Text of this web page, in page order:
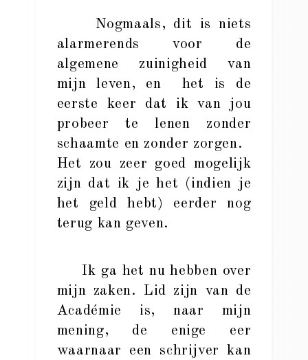
Nogmaals, dit is niets
alarmerends voor de
algemene zuinigheid van
mijn leven, en het is de
eerste keer dat ik van jou
probeer te lenen zonder
schaamte en zonder zorgen.
Het zou zeer goed mogelijk
zijn dat ik je het (indien je
het geld hebt) eerder nog
terug kan geven.
Ik ga het nu hebben over
mijn zaken. Lid zijn van de
Académie is, naar mijn
mening, de enige eer
waarnaar een schrijver kan